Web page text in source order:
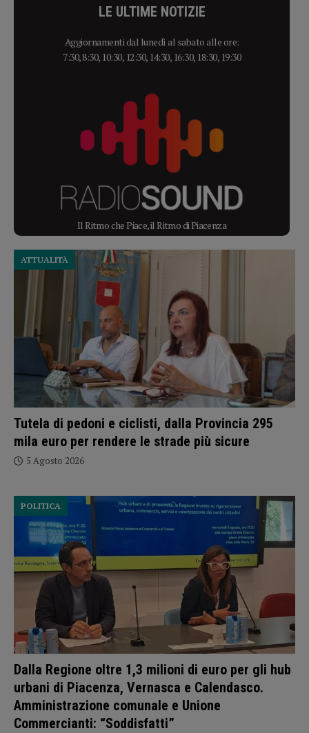
LE ULTIME NOTIZIE
Aggiornamenti dal lunedì al sabato alle ore:
7:30, 8:30, 10:30, 12:30, 14:30, 16:30, 18:30, 19:30
Il Ritmo che Piace, il Ritmo di Piacenza
Tutela di pedoni e ciclisti, dalla Provincia 295
mila euro per rendere le strade più sicure
ATTUALITÀ
5 Agosto 2026
Dalla Regione oltre 1,3 milioni di euro per gli hub
urbani di Piacenza, Vernasca e Calendasco.
Amministrazione comunale e Unione
Commercianti: “Soddisfatti”
POLITICA